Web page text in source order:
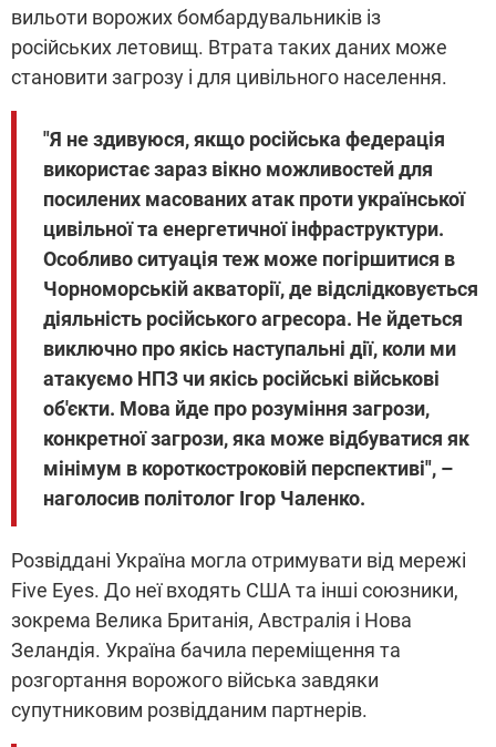
вильоти ворожих бомбардувальників із
російських летовищ. Втрата таких даних може
становити загрозу і для цивільного населення.
"Я не здивуюся, якщо російська федерація
використає зараз вікно можливостей для
посилених масованих атак проти української
цивільної та енергетичної інфраструктури.
Особливо ситуація теж може погіршитися в
Чорноморській акваторії, де відслідковується
діяльність російського агресора. Не йдеться
виключно про якісь наступальні дії, коли ми
атакуємо НПЗ чи якісь російські військові
об'єкти. Мова йде про розуміння загрози,
конкретної загрози, яка може відбуватися як
мінімум в короткостроковій перспективі", –
наголосив політолог Ігор Чаленко.
Розвіддані Україна могла отримувати від мережі
Five Eyes. До неї входять США та інші союзники,
зокрема Велика Британія, Австралія і Нова
Зеландія. Україна бачила переміщення та
розгортання ворожого війська завдяки
супутниковим розвідданим партнерів.